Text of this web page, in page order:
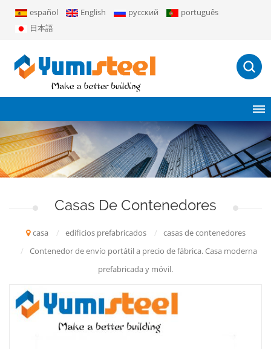
español English русский
português
日本語
Casas De Contenedores
casa / edificios prefabricados /
casas de contenedores
/
Contenedor de envío portátil a precio de fábrica. Casa moderna
prefabricada y móvil.